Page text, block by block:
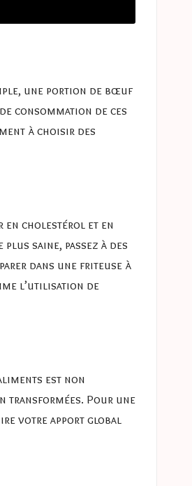
une portion de bœuf
consommation de ces
à choisir des
en cholestérol et en
saine, passez à des
dans une friteuse à
l’utilisation de
est non
transformées. Pour une
votre apport global